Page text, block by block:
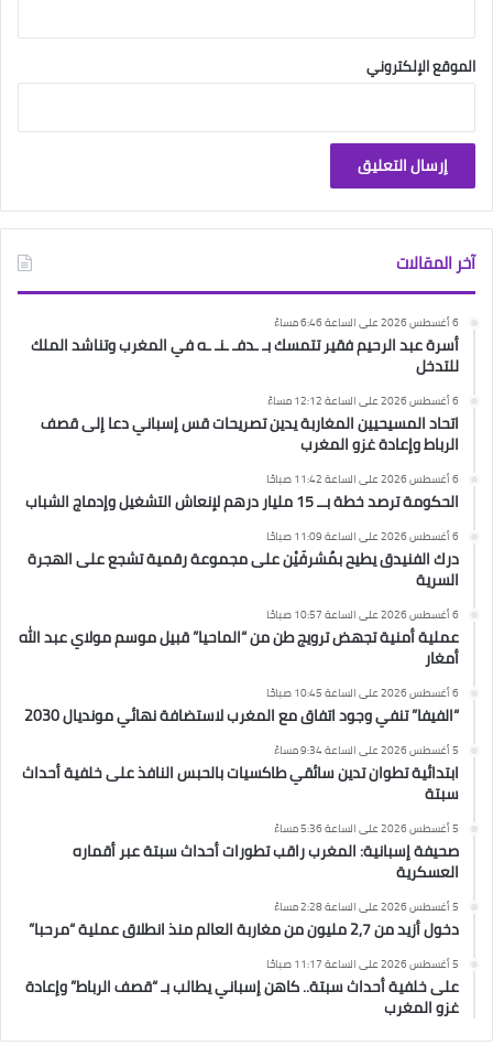
الموقع الإلكتروني
آخر المقالات
6 أغسطس 2026 على الساعة 6:46 مساءً
أسرة عبد الرحيم فقير تتمسك بـ ـدفـ ـنـ ـه في المغرب وتناشد الملك
للتدخل
6 أغسطس 2026 على الساعة 12:12 مساءً
اتحاد المسيحيين المغاربة يدين تصريحات قس إسباني دعا إلى قصف
الرباط وإعادة غزو المغرب
6 أغسطس 2026 على الساعة 11:42 صباحًا
الحكومة ترصد خطة بــ 15 مليار درهم لإنعاش التشغيل وإدماج الشباب
6 أغسطس 2026 على الساعة 11:09 صباحًا
درك الفنيدق يطيح بمُشرفَيْن على مجموعة رقمية تشجع على الهجرة
السرية
6 أغسطس 2026 على الساعة 10:57 صباحًا
عملية أمنية تجهض ترويج طن من “الماحيا” قبيل موسم مولاي عبد الله
أمغار
6 أغسطس 2026 على الساعة 10:45 صباحًا
“الفيفا” تنفي وجود اتفاق مع المغرب لاستضافة نهائي مونديال 2030
5 أغسطس 2026 على الساعة 9:34 مساءً
ابتدائية تطوان تدين سائقي طاكسيات بالحبس النافذ على خلفية أحداث
سبتة
5 أغسطس 2026 على الساعة 5:36 مساءً
صحيفة إسبانية: المغرب راقب تطورات أحداث سبتة عبر أقماره
العسكرية
5 أغسطس 2026 على الساعة 2:28 مساءً
دخول أزيد من 2,7 مليون من مغاربة العالم منذ انطلاق عملية “مرحبا”
5 أغسطس 2026 على الساعة 11:17 صباحًا
على خلفية أحداث سبتة.. كاهن إسباني يطالب بـ “قصف الرباط” وإعادة
غزو المغرب